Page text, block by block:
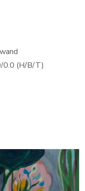
0.0 (H/B/T)